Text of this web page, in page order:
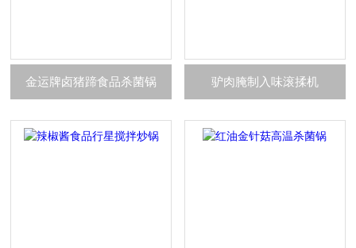
金运牌卤猪蹄食品杀菌锅 驴肉腌制入味滚揉机